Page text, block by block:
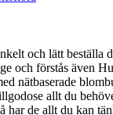
och lätt beställa
och förstås även
nätbaserade
allt du
har de allt du kan